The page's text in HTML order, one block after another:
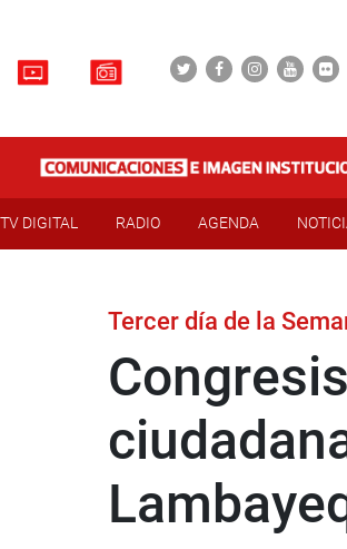
TV DIGITAL RADIO AGENDA
Tercer día de la